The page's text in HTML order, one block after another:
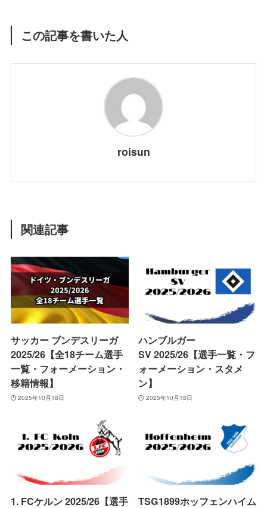
この記事を書いた人
roisun
関連記事
サッカー ブンデスリーガ
2025/26【全18チーム選手
一覧・フォーメーション・
移籍情報】
2025年10月18日
ハンブルガー
SV 2025/26【選手一覧・フ
ォーメーション・スタメ
ン】
2025年10月18日
1. FCケルン 2025/26【選手
TSG1899ホッフェンハイム